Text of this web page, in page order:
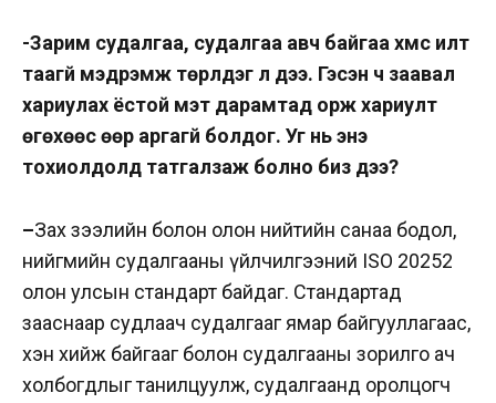
-Зарим судалгаа, судалгаа авч байгаа хүмүүс илт
таагүй мэдрэмж төрүүлдэг л дээ. Гэсэн ч заавал
хариулах ёстой мэт дарамтад орж хариулт
өгөхөөс өөр аргагүй болдог. Уг нь энэ
тохиолдолд татгалзаж болно биз дээ?
–Зах зээлийн болон олон нийтийн санаа бодол,
нийгмийн судалгааны үйлчилгээний ISO 20252
олон улсын стандарт байдаг. Стандартад
зааснаар судлаач судалгааг ямар байгууллагаас,
хэн хийж байгааг болон судалгааны зорилго ач
холбогдлыг танилцуулж, судалгаанд оролцогч